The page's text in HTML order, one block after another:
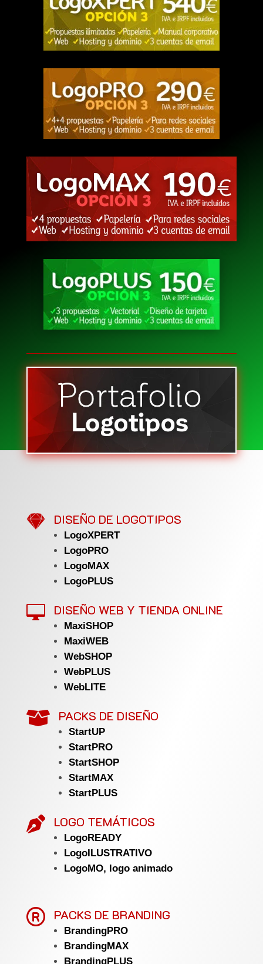
 DISEÑO DE LOGOTIPOS
LogoXPERT
LogoPRO
LogoMAX
LogoPLUS
 DISEÑO WEB Y TIENDA ONLINE
MaxiSHOP
MaxiWEB
WebSHOP
WebPLUS
WebLITE
 PACKS DE DISEÑO
StartUP
StartPRO
StartSHOP
StartMAX
StartPLUS
 LOGO TEMÁTICOS
LogoREADY
LogoILUSTRATIVO
LogoMO, logo animado
 PACKS DE BRANDING
BrandingPRO
BrandingMAX
BrandingPLUS